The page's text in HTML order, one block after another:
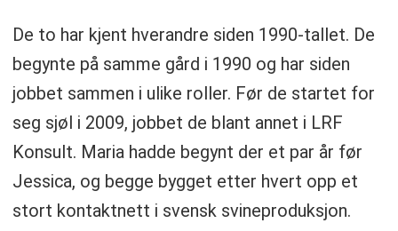
De to har kjent hverandre siden 1990-tallet. De
begynte på samme gård i 1990 og har siden
jobbet sammen i ulike roller. Før de startet for
seg sjøl i 2009, jobbet de blant annet i LRF
Konsult. Maria hadde begynt der et par år før
Jessica, og begge bygget etter hvert opp et
stort kontaktnett i svensk svineproduksjon.